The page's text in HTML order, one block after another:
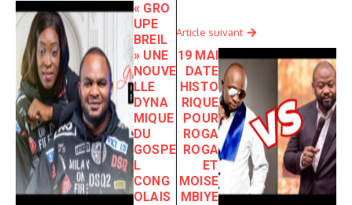
« GRO
UPE
BREIL
» UNE
NOUVE
LLE
DYNA
MIQUE
DU
GOSPE
L
CONG
OLAIS
Article suivant
19 MAI
DATE
HISTO
RIQUE
POUR
ROGA
ROGA
ET
MOISE
MBIYE